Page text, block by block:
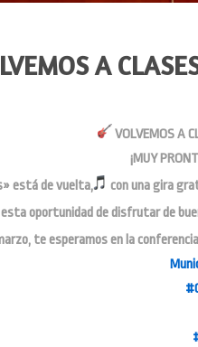
A
VOLVEMOS A
¡MUY
está de vuelta,
con una gira
oportunidad de disfrutar de
te esperamos en la